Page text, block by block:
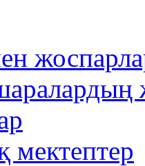
мектептер